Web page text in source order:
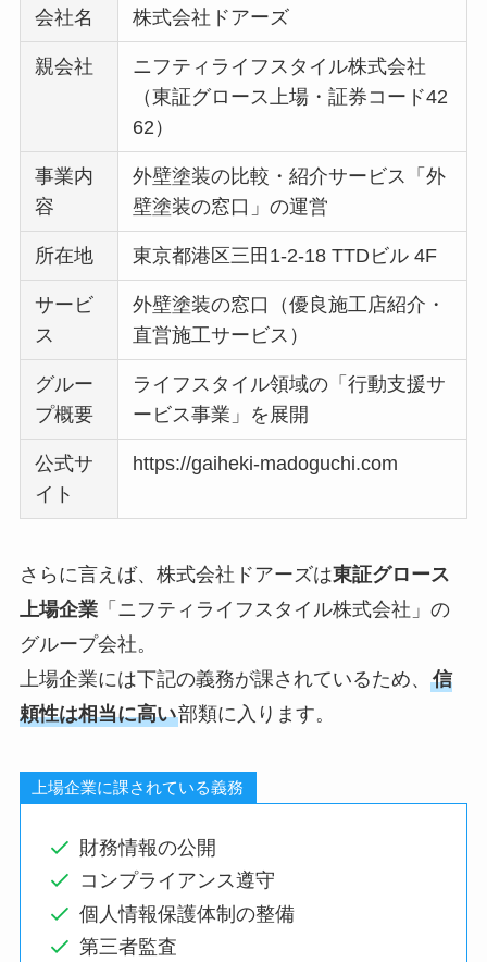
会社名 株式会社ドアーズ
親会社
ニフティライフスタイル株式会社
（東証グロース上場・証券コード42
62）
事業内
容
外壁塗装の比較・紹介サービス「外
壁塗装の窓口」の運営
所在地 東京都港区三田1-2-18 TTDビル 4F
サービ
ス
外壁塗装の窓口（優良施工店紹介・
直営施工サービス）
グルー
プ概要
ライフスタイル領域の「行動支援サ
ービス事業」を展開
公式サ
イト
https://gaiheki-madoguchi.com
さらに言えば、株式会社ドアーズは東証グロース
上場企業「ニフティライフスタイル株式会社」の
グループ会社。
上場企業には下記の義務が課されているため、 信
頼性は相当に高い部類に入ります。
上場企業に課されている義務
財務情報の公開
コンプライアンス遵守
個人情報保護体制の整備
第三者監査